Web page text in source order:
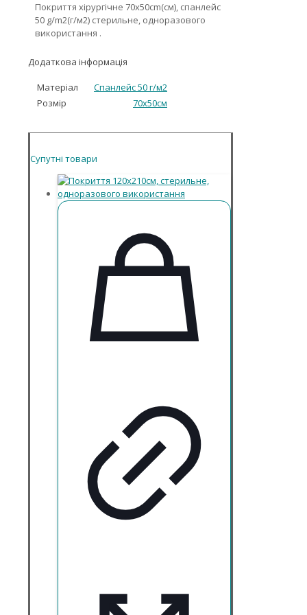
Покриття хірургічне 70х50cm(см), спанлейс
50 g/m2(г/м2) стерильне, одноразового
використання .
Додаткова інформація
Матеріал
Спанлейс 50 г/м2
Розмір
70х50см
Супутні товари